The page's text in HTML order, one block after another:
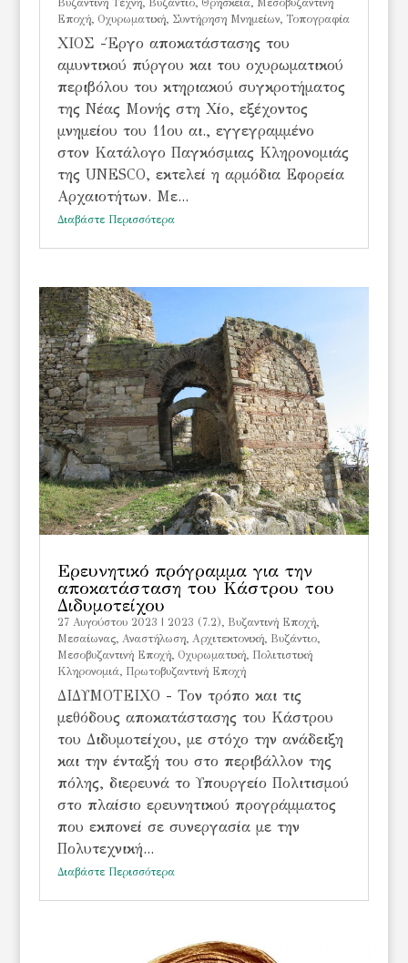
Βυζαντινή Τέχνη, Βυζάντιο, Θρησκεία, Μεσοβυζαντινή
Εποχή, Οχυρωματική, Συντήρηση Μνημείων, Τοπογραφία
ΧΙΟΣ -Έργο αποκατάστασης του
αμυντικού πύργου και του οχυρωματικού
περιβόλου του κτηριακού συγκροτήματος
της Νέας Μονής στη Χίο, εξέχοντος
μνημείου του 11ου αι., εγγεγραμμένο
στον Κατάλογο Παγκόσμιας Κληρονομιάς
της UNESCO, εκτελεί η αρμόδια Εφορεία
Αρχαιοτήτων. Με...
Διαβάστε Περισσότερα
Ερευνητικό πρόγραμμα για την
αποκατάσταση του Κάστρου του
Διδυμοτείχου
27 Αυγούστου 2023 2023 (7.2), Bυζαντινή Εποχή,
Mεσαίωνας, Αναστήλωση, Αρχιτεκτονική, Βυζάντιο,
Μεσοβυζαντινή Εποχή, Οχυρωματική, Πολιτιστική
Κληρονομιά, Πρωτοβυζαντινή Εποχή
ΔΙΔΥΜΟΤΕΙΧΟ - Τον τρόπο και τις
μεθόδους αποκατάστασης του Κάστρου
του Διδυμοτείχου, με στόχο την ανάδειξη
και την ένταξή του στο περιβάλλον της
πόλης, διερευνά το Υπουργείο Πολιτισμού
στο πλαίσιο ερευνητικού προγράμματος
που εκπονεί σε συνεργασία με την
Πολυτεχνική...
Διαβάστε Περισσότερα